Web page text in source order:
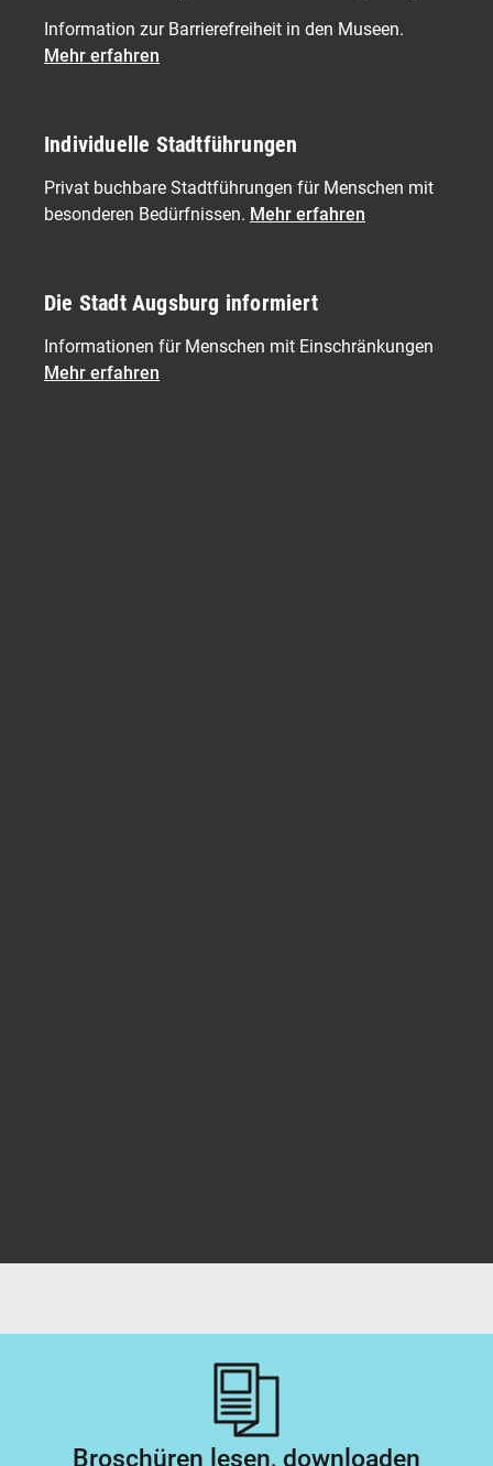
Information zur Barrierefreiheit in den Museen.
Mehr erfahren
Individuelle Stadtführungen
Privat buchbare Stadtführungen für Menschen mit
besonderen Bedürfnissen. Mehr erfahren
Die Stadt Augsburg informiert
Informationen für Menschen mit Einschränkungen
Mehr erfahren
Broschüren lesen, downloaden